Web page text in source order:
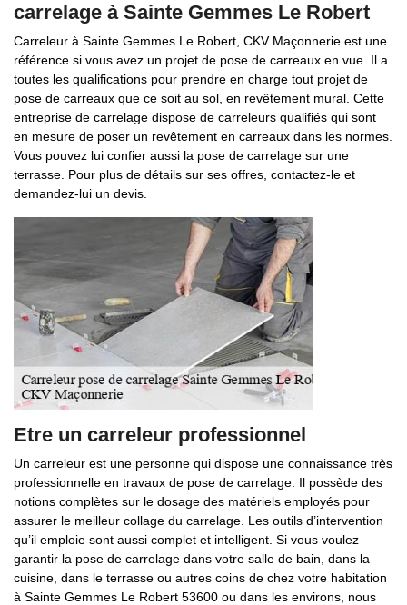
carrelage à Sainte Gemmes Le Robert
Carreleur à Sainte Gemmes Le Robert, CKV Maçonnerie est une
référence si vous avez un projet de pose de carreaux en vue. Il a
toutes les qualifications pour prendre en charge tout projet de
pose de carreaux que ce soit au sol, en revêtement mural. Cette
entreprise de carrelage dispose de carreleurs qualifiés qui sont
en mesure de poser un revêtement en carreaux dans les normes.
Vous pouvez lui confier aussi la pose de carrelage sur une
terrasse. Pour plus de détails sur ses offres, contactez-le et
demandez-lui un devis.
Etre un carreleur professionnel
Un carreleur est une personne qui dispose une connaissance très
professionnelle en travaux de pose de carrelage. Il possède des
notions complètes sur le dosage des matériels employés pour
assurer le meilleur collage du carrelage. Les outils d’intervention
qu’il emploie sont aussi complet et intelligent. Si vous voulez
garantir la pose de carrelage dans votre salle de bain, dans la
cuisine, dans le terrasse ou autres coins de chez votre habitation
à Sainte Gemmes Le Robert 53600 ou dans les environs, nous